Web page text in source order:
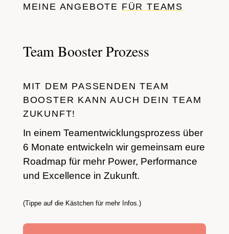
MEINE ANGEBOTE FÜR TEAMS
Team Booster Prozess
MIT DEM PASSENDEN TEAM
BOOSTER KANN AUCH DEIN TEAM
ZUKUNFT!
In einem Teamentwicklungsprozess über
6 Monate entwickeln wir gemeinsam eure
Roadmap für mehr Power, Performance
und Excellence in Zukunft.
(Tippe auf die Kästchen für mehr Infos.)